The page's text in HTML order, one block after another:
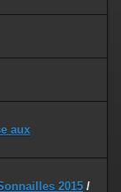
aux
2015 /